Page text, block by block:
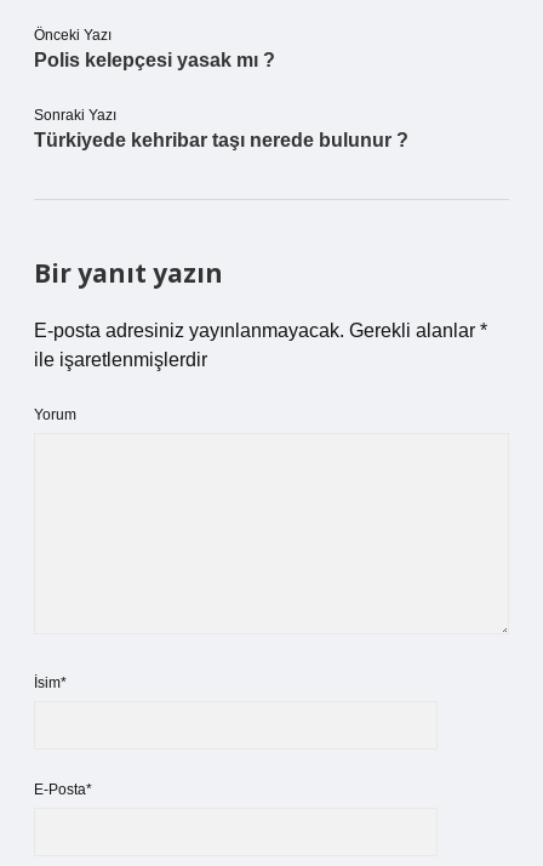
Önceki Yazı
Polis kelepçesi yasak mı ?
Sonraki Yazı
Türkiyede kehribar taşı nerede bulunur ?
Bir yanıt yazın
E-posta adresiniz yayınlanmayacak. Gerekli alanlar *
ile işaretlenmişlerdir
Yorum
İsim*
E-Posta*